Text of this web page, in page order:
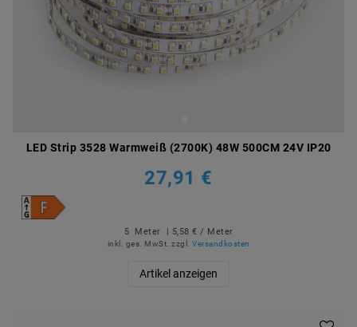
LED Strip 3528 Warmweiß (2700K) 48W 500CM 24V IP20
27,91 €
5 Meter | 5,58 € / Meter
inkl. ges. MwSt. zzgl. Versandkosten
Artikel anzeigen